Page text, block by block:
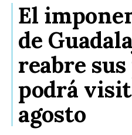
El
de
reabre
podrá
agosto